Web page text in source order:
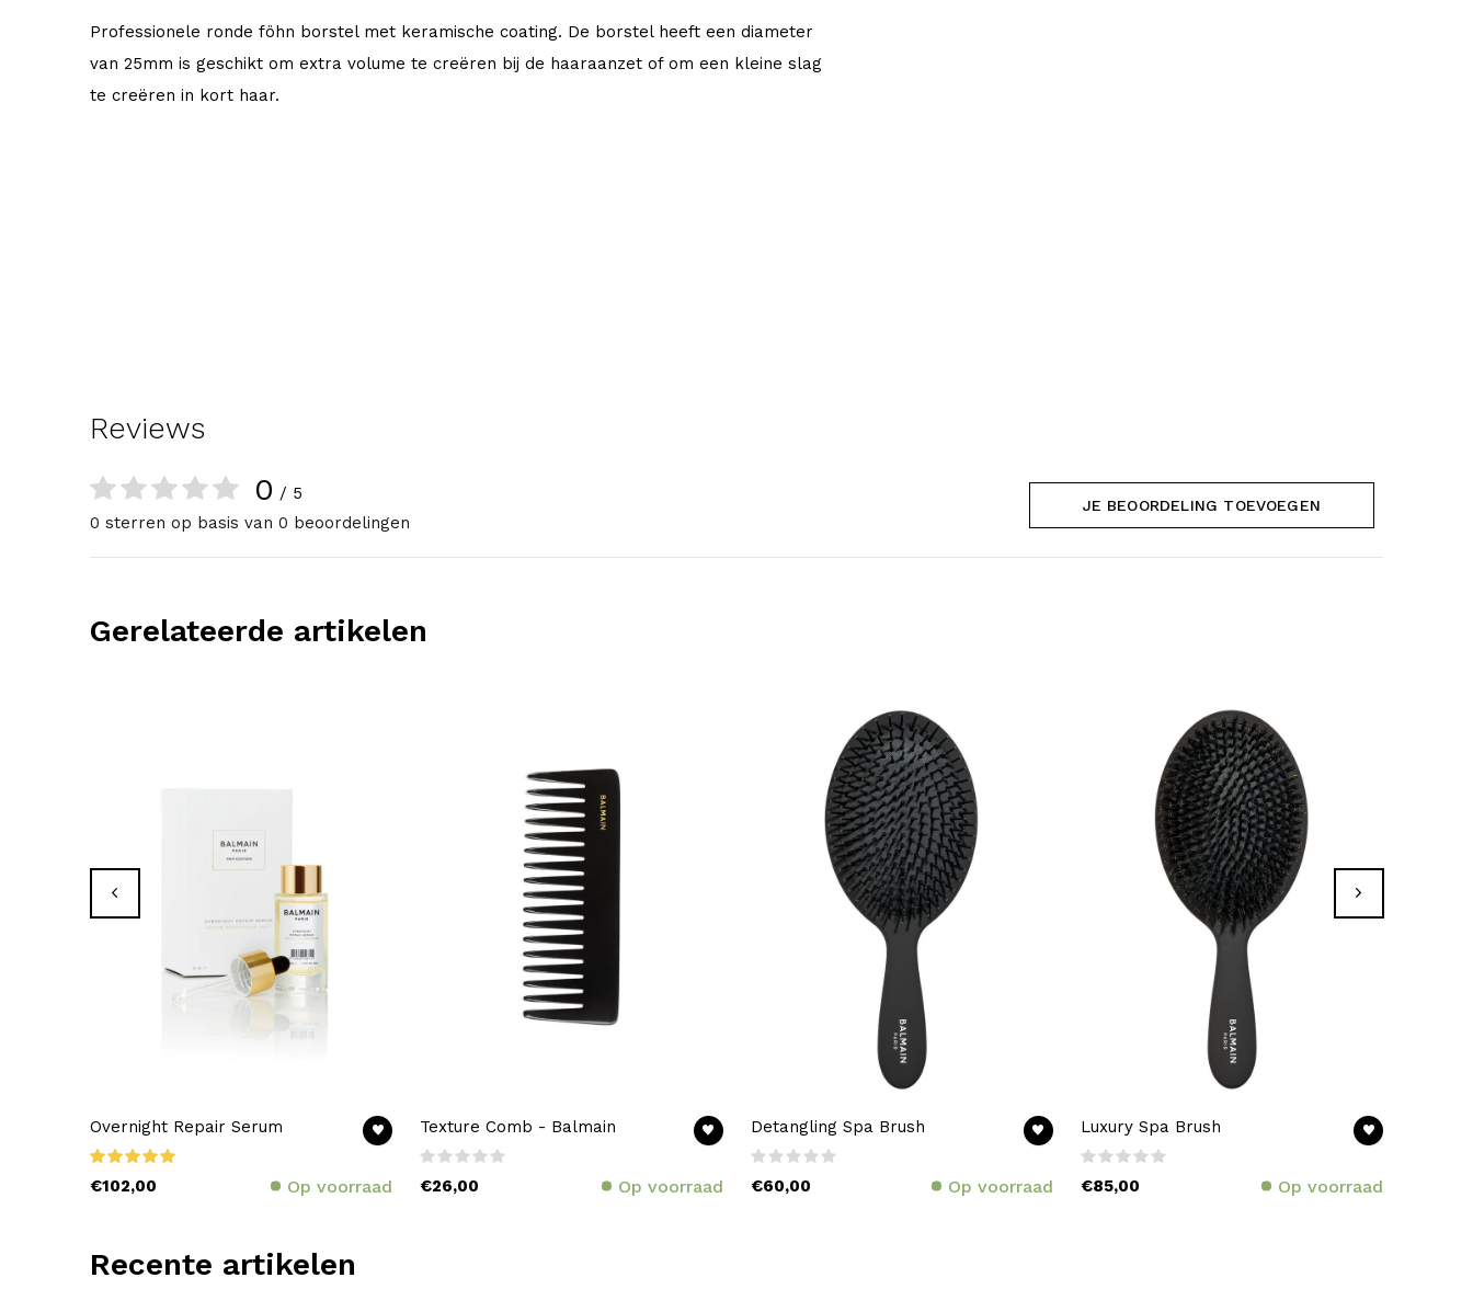
Professionele ronde föhn borstel met keramische coating. De borstel heeft een diameter
van 25mm is geschikt om extra volume te creëren bij de haaraanzet of om een kleine slag
te creëren in kort haar.
Reviews
0 / 5
0 sterren op basis van 0 beoordelingen
JE BEOORDELING TOEVOEGEN
Gerelateerde artikelen
Overnight Repair Serum
€102,00 Op voorraad
Texture Comb - Balmain
€26,00 Op voorraad
Detangling Spa Brush
€60,00 Op voorraad
Luxury Spa Brush
€85,00 Op voorraad
Recente artikelen